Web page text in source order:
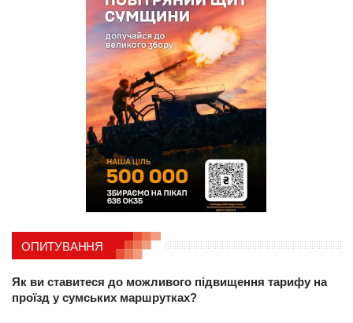
ОПИТУВАННЯ
Як ви ставитеся до можливого підвищення тарифу на
проїзд у сумських маршрутках?